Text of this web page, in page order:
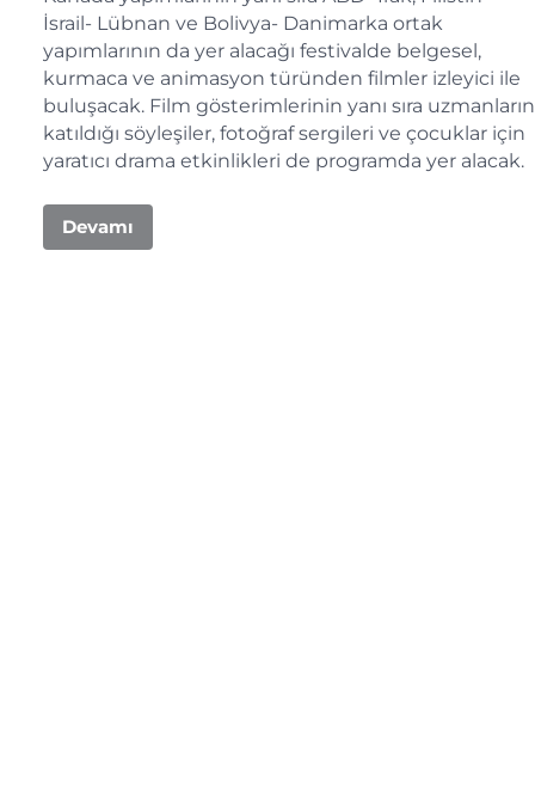
İsrail- Lübnan ve Bolivya- Danimarka ortak
yapımlarının da yer alacağı festivalde belgesel,
kurmaca ve animasyon türünden filmler izleyici ile
buluşacak. Film gösterimlerinin yanı sıra uzmanların
katıldığı söyleşiler, fotoğraf sergileri ve çocuklar için
yaratıcı drama etkinlikleri de programda yer alacak.
Devamı